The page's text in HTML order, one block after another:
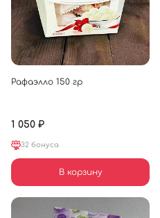
Рафаэлло 150 гр
1 050 ₽
32 бонуса
В корзину